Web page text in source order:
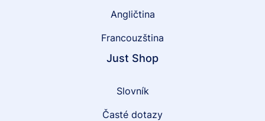
Angličtina
Francouzština
Just Shop
Slovník
Časté dotazy